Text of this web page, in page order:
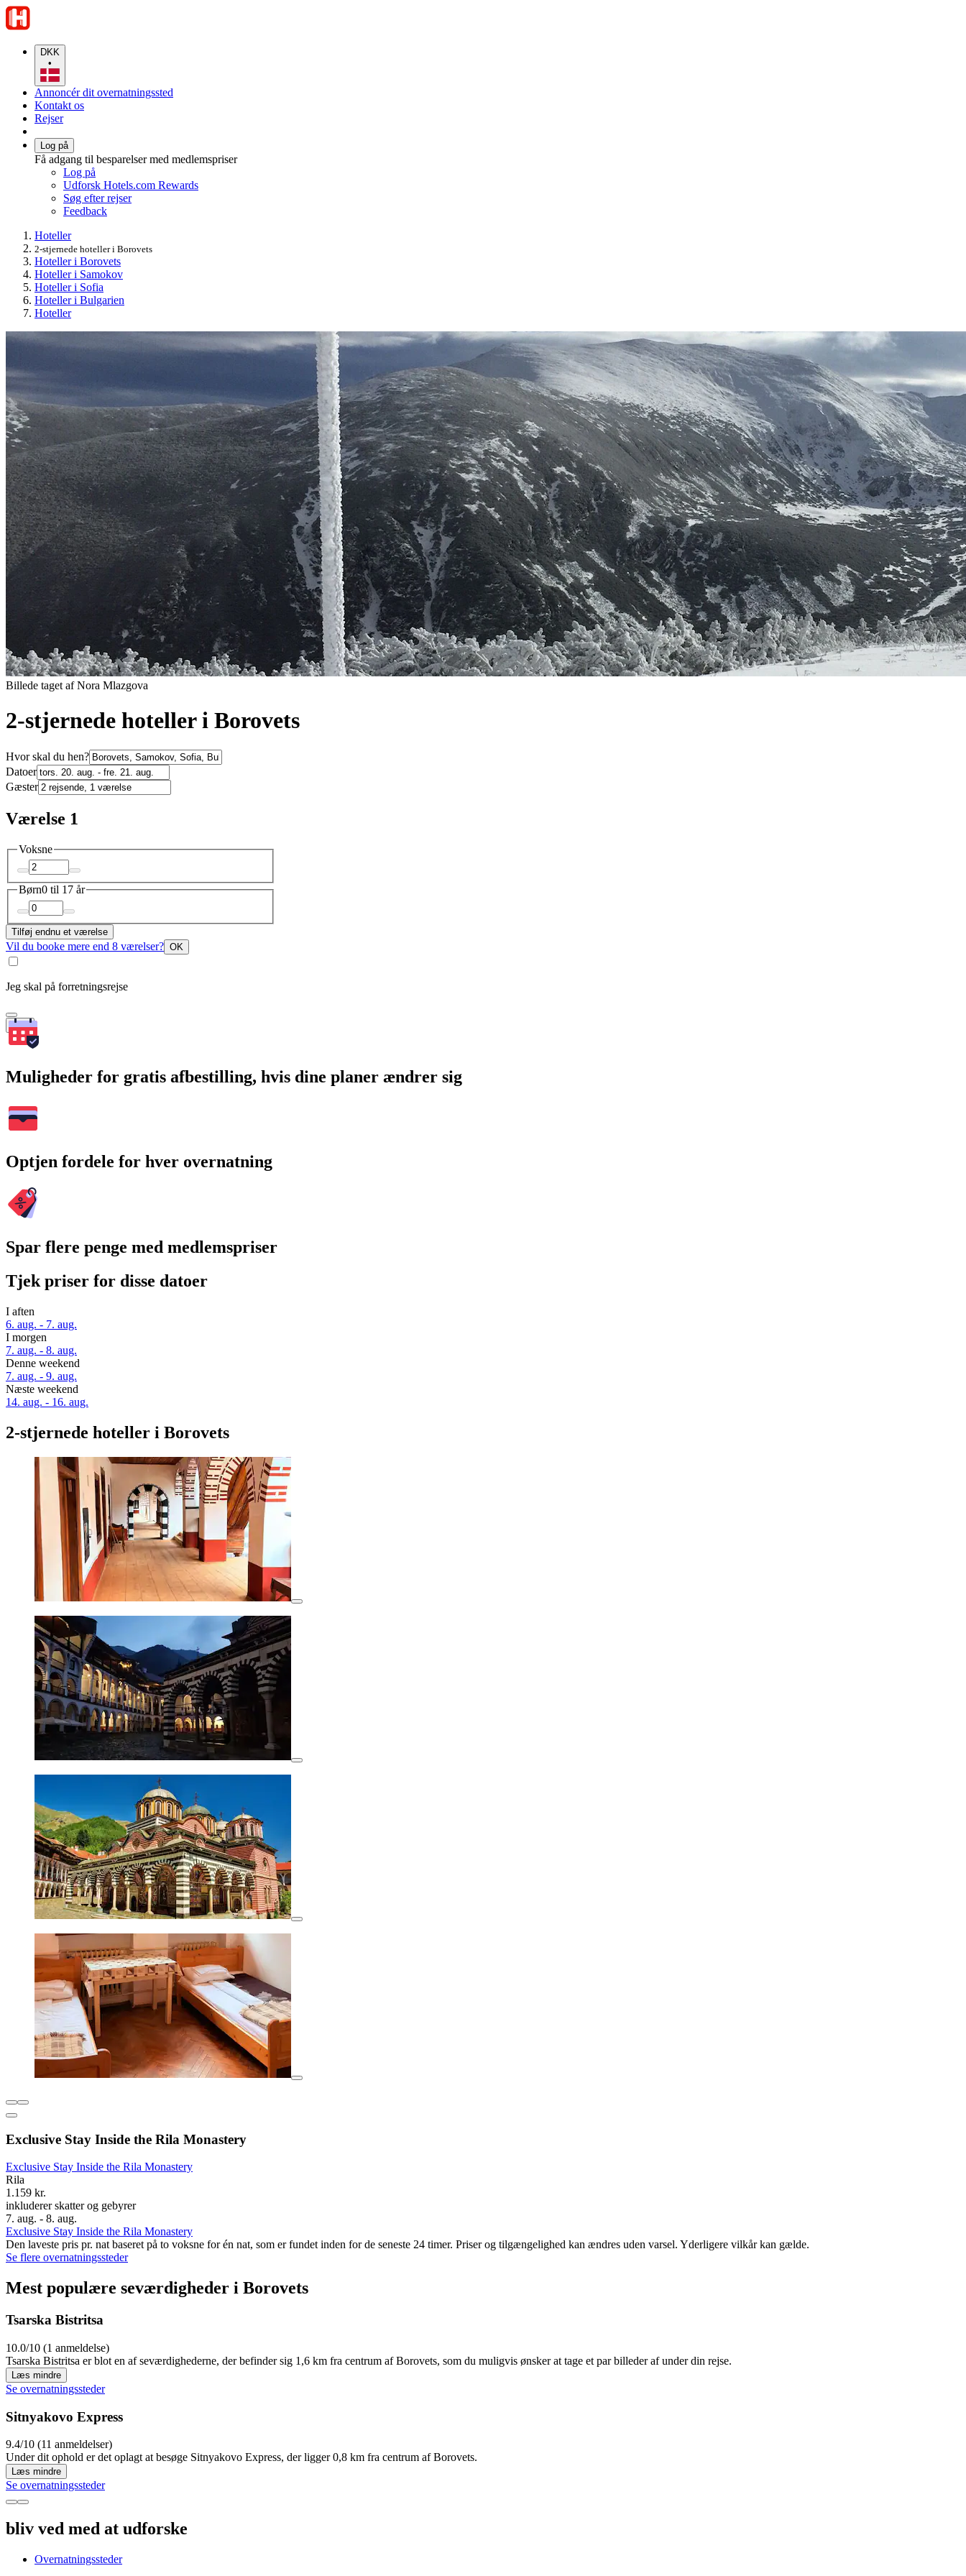
DKK
•
Annoncér dit overnatningssted
Kontakt os
Rejser
Log på
Få adgang til besparelser med medlemspriser
Log på
Udforsk Hotels.com Rewards
Søg efter rejser
Feedback
Hoteller
2-stjernede hoteller i Borovets
Hoteller i Borovets
Hoteller i Samokov
Hoteller i Sofia
Hoteller i Bulgarien
Hoteller
Billede taget af Nora Mlazgova
2-stjernede hoteller i Borovets
Hvor skal du hen?
Datoer
Gæster
Værelse 1
Voksne
Børn0 til 17 år
Tilføj endnu et værelse
Vil du booke mere end 8 værelser? OK
Jeg skal på forretningsrejse
Søg
Muligheder for gratis afbestilling, hvis dine planer ændrer sig
Optjen fordele for hver overnatning
Spar flere penge med medlemspriser
Tjek priser for disse datoer
I aften
6. aug. - 7. aug.
I morgen
7. aug. - 8. aug.
Denne weekend
7. aug. - 9. aug.
Næste weekend
14. aug. - 16. aug.
2-stjernede hoteller i Borovets
Exclusive Stay Inside the Rila Monastery
Exclusive Stay Inside the Rila Monastery
Rila
1.159 kr.
inkluderer skatter og gebyrer
7. aug. - 8. aug.
Exclusive Stay Inside the Rila Monastery
Den laveste pris pr. nat baseret på to voksne for én nat, som er fundet inden for de seneste 24 timer. Priser og tilgængelighed kan ændres uden varsel. Yderligere vilkår kan gælde.
Se flere overnatningssteder
Mest populære seværdigheder i Borovets
Tsarska Bistritsa
10.0/10 (1 anmeldelse)
Tsarska Bistritsa er blot en af seværdighederne, der befinder sig 1,6 km fra centrum af Borovets, som du muligvis ønsker at tage et par billeder af under din rejse.
Læs mindre
Se overnatningssteder
Sitnyakovo Express
9.4/10 (11 anmeldelser)
Under dit ophold er det oplagt at besøge Sitnyakovo Express, der ligger 0,8 km fra centrum af Borovets.
Læs mindre
Se overnatningssteder
bliv ved med at udforske
Overnatningssteder